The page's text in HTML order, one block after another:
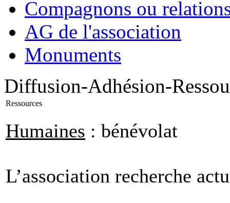
Compagnons ou
AG de l'association
Monuments
Diffusion-Adhésion-
Ressources
Humaines : bénévolat
L’association recherche